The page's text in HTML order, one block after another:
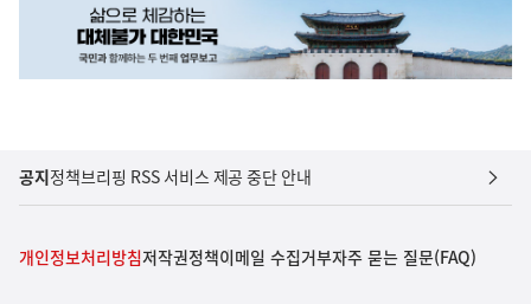
공지정책브리핑 RSS 서비스 제공 중단 안내
개인정보처리방침저작권정책이메일 수집거부자주 묻는 질문(FAQ)